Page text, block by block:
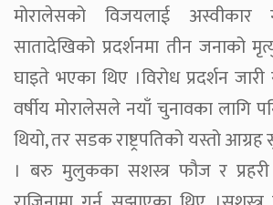
मोरालेसको विजयलाई
सातादेखिको प्रदर्शनमा तीन जनाको
घाइते भएका थिए ।विरोध प्रदर्शन
वर्षीय मोरालेसले नयाँ चुनावका लागि
थियो, तर सडक राष्ट्रपतिको यस्तो
। बरु मुलुकका सशस्त्र फौज र प्रहरी